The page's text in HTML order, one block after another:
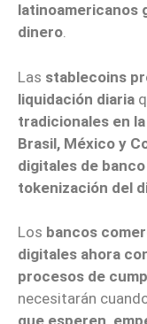
latinoamericanos
dinero.
Las stablecoins
liquidación diaria
tradicionales en
Brasil, México y
digitales de
tokenización del
Los bancos
digitales ahora
procesos de
necesitarán